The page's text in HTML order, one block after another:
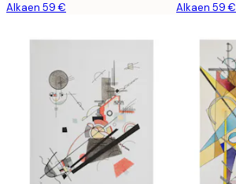
Alkaen 59 € Alkaen 59 €